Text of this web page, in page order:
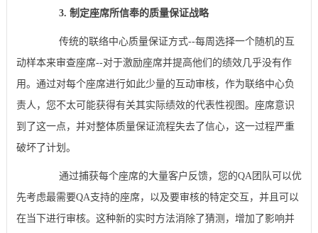
3. 制定座席所信奉的质量保证战略
传统的联络中心质量保证方式--每周选择一个随机的互
动样本来审查座席--对于激励座席并提高他们的绩效几乎没有作
用。通过对每个座席进行如此少量的互动审核，作为联络中心负
责人，您不太可能获得有关其实际绩效的代表性视图。座席意识
到了这一点，并对整体质量保证流程失去了信心，这一过程严重
破坏了计划。
通过捕获每个座席的大量客户反馈，您的QA团队可以优
先考虑最需要QA支持的座席，以及要审核的特定交互，并且可以
在当下进行审核。这种新的实时方法消除了猜测，增加了影响并